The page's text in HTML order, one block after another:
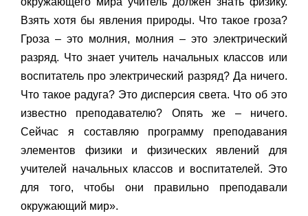
Взять хотя бы явления природы. Что такое гроза?
Гроза – это молния, молния – это электрический
разряд. Что знает учитель начальных классов или
воспитатель про электрический разряд? Да ничего.
Что такое радуга? Это дисперсия света. Что об это
известно преподавателю? Опять же – ничего.
Сейчас я составляю программу преподавания
элементов физики и физических явлений для
учителей начальных классов и воспитателей. Это
для того, чтобы они правильно преподавали
окружающий мир».